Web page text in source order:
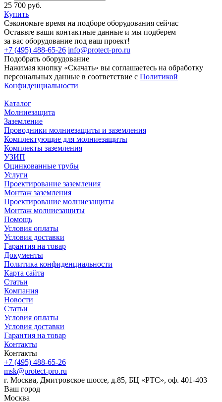
25 700 руб.
Купить
Сэкономьте время на подборе оборудования сейчас
Оставьте ваши контактные данные и мы подберем
за вас оборудование под ваш проект!
+7 (495) 488-65-26 info@protect-pro.ru
Подобрать оборудование
Нажимая кнопку «Скачать» вы соглашаетесь на обработку
персональных данные в соответствие с Политикой
Конфиденциальности
Каталог
Молниезащита
Заземление
Проводники молниезащиты и заземления
Комплектующие для молниезащиты
Комплекты заземления
УЗИП
Оцинкованные трубы
Услуги
Проектирование заземления
Монтаж заземления
Проектирование молниезащиты
Монтаж молниезащиты
Помощь
Условия оплаты
Условия доставки
Гарантия на товар
Документы
Политика конфиденциальности
Карта сайта
Статьи
Компания
Новости
Статьи
Условия оплаты
Условия доставки
Гарантия на товар
Контакты
Контакты
+7 (495) 488-65-26
msk@protect-pro.ru
г. Москва, Дмитровское шоссе, д.85, БЦ «РТС», оф. 401-403
Ваш город
Москва